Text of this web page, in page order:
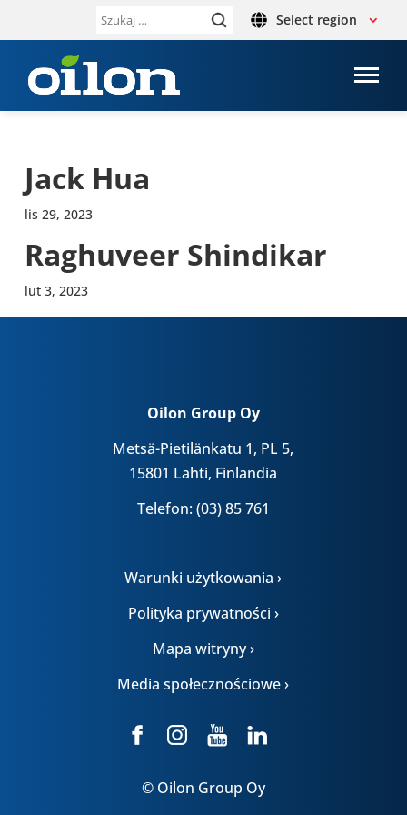
Szukaj: Select region
Jack Hua
lis 29, 2023
Raghu­veer Shin­di­kar
lut 3, 2023
Oilon Group Oy
Metsä-Pietilänkatu 1, PL 5,
15801 Lahti, Finlandia
Telefon: (03) 85 761
Warunki użytkowania ›
Polityka prywatności ›
Mapa witryny ›
Media społecznościowe ›
© Oilon Group Oy